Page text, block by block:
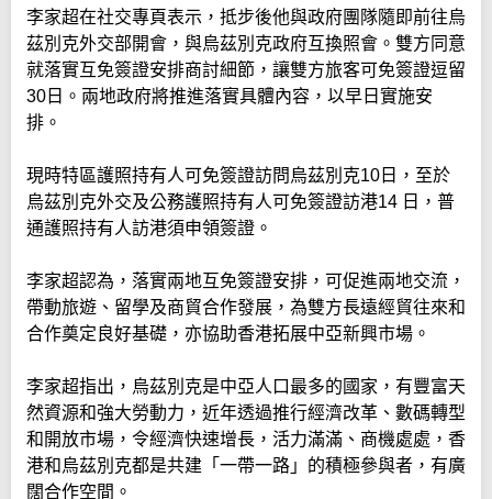
李家超在社交專頁表示，抵步後他與政府團隊隨即前往烏
茲別克外交部開會，與烏茲別克政府互換照會。雙方同意
就落實互免簽證安排商討細節，讓雙方旅客可免簽證逗留
30日。兩地政府將推進落實具體內容，以早日實施安
排。
現時特區護照持有人可免簽證訪問烏茲別克10日，至於
烏茲別克外交及公務護照持有人可免簽證訪港14 日，普
通護照持有人訪港須申領簽證。
李家超認為，落實兩地互免簽證安排，可促進兩地交流，
帶動旅遊、留學及商貿合作發展，為雙方長遠經貿往來和
合作奠定良好基礎，亦協助香港拓展中亞新興市場。
李家超指出，烏茲別克是中亞人口最多的國家，有豐富天
然資源和強大勞動力，近年透過推行經濟改革、數碼轉型
和開放市場，令經濟快速增長，活力滿滿、商機處處，香
港和烏茲別克都是共建「一帶一路」的積極參與者，有廣
闊合作空間。